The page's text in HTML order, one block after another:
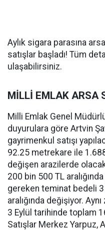
Aylık sigara parasına
satışlar başladı! Tüm
ulaşabilirsiniz.
MİLLİ EMLAK ARSA
Milli Emlak Genel
duyurulara göre Artvin
gayrimenkul satışı
92.25 metrekare ile
değişen arazilerde
200 bin 500 TL
gereken teminat bedeli
aralığında değişiyor.
3 Eylül tarihinde toplam
Satışlar Merkez Yarpuz,